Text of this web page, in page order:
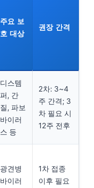
주요 보
호 대상
권장 간격
디스템
퍼, 간
질, 파보
바이러
스 등
2차: 3~4
주 간격; 3
차 필요 시
12주 전후
광견병
바이러
1차 접종
이후 필요